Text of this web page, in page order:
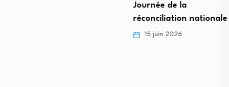
Journée de la
réconciliation nationale
15 juin 2026